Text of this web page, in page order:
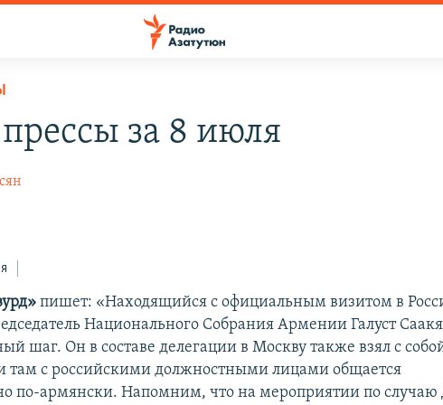
за 8 июля
пишет: «Находящийся с официальным визитом в
Национального Собрания Армении Галуст
шаг. Он в составе делегации в Москву также взял с
там с российскими должностными лицами общается
по-армянски. Напомним, что на мероприятии по случаю